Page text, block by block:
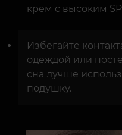
крем с высоким
Избегайте
одеждой или
сна лучше
подушку.